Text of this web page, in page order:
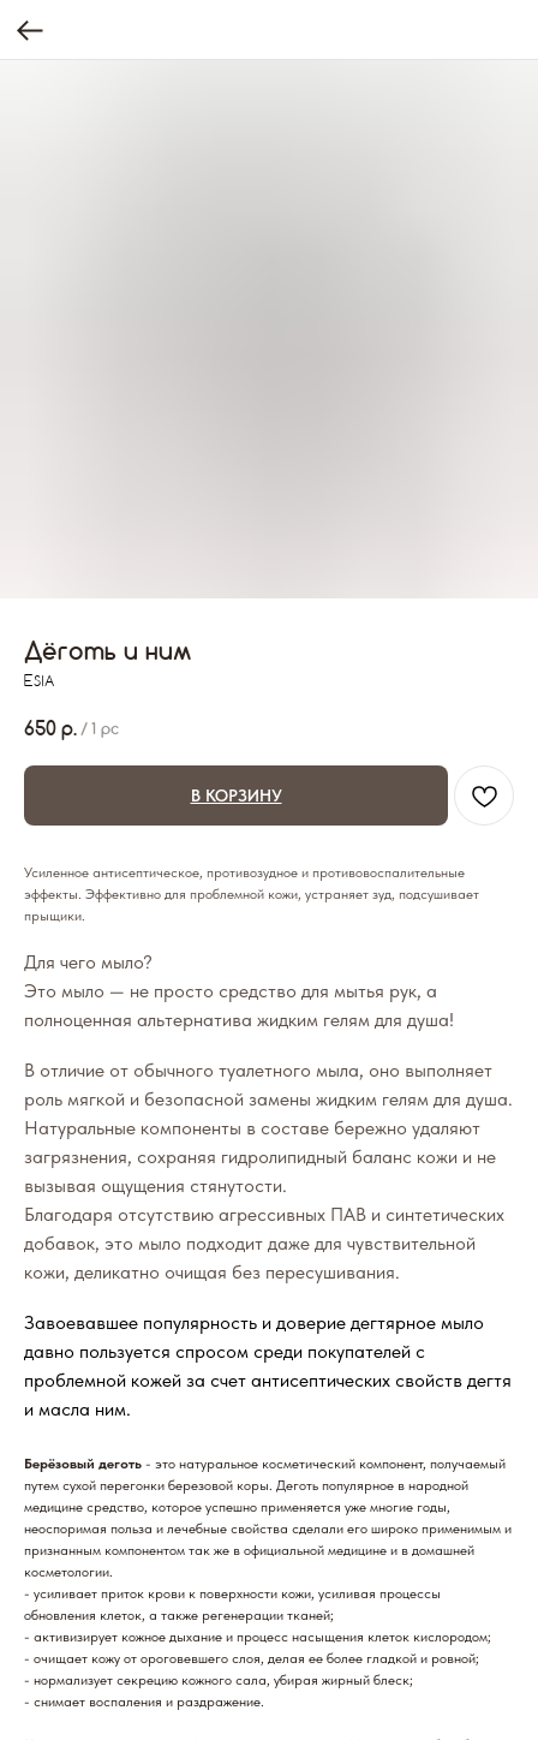
Дёготь и ним
ESIA
650 р. /1 pc
В КОРЗИНУ
Усиленное антисептическое, противозудное и противовоспалительные
эффекты. Эффективно для проблемной кожи, устраняет зуд, подсушивает
прыщики.
Для чего мыло?
Это мыло — не просто средство для мытья рук, а
полноценная альтернатива жидким гелям для душа!
В отличие от обычного туалетного мыла, оно выполняет
роль мягкой и безопасной замены жидким гелям для душа.
Натуральные компоненты в составе бережно удаляют
загрязнения, сохраняя гидролипидный баланс кожи и не
вызывая ощущения стянутости.
Благодаря отсутствию агрессивных ПАВ и синтетических
добавок, это мыло подходит даже для чувствительной
кожи, деликатно очищая без пересушивания.
Завоевавшее популярность и доверие дегтярное мыло
давно пользуется спросом среди покупателей с
проблемной кожей за счет антисептических свойств дегтя
и масла ним.
Берёзовый деготь - это натуральное косметический компонент, получаемый
путем сухой перегонки березовой коры. Деготь популярное в народной
медицине средство, которое успешно применяется уже многие годы,
неоспоримая польза и лечебные свойства сделали его широко применимым и
признанным компонентом так же в официальной медицине и в домашней
косметологии.
- усиливает приток крови к поверхности кожи, усиливая процессы
обновления клеток, а также регенерации тканей;
- активизирует кожное дыхание и процесс насыщения клеток кислородом;
- очищает кожу от ороговевшего слоя, делая ее более гладкой и ровной;
- нормализует секрецию кожного сала, убирая жирный блеск;
- снимает воспаления и раздражение.